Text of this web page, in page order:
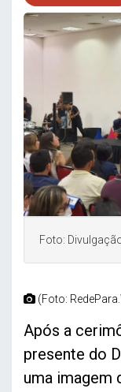
Foto:
(Foto:
Após a
presente do
uma imagem